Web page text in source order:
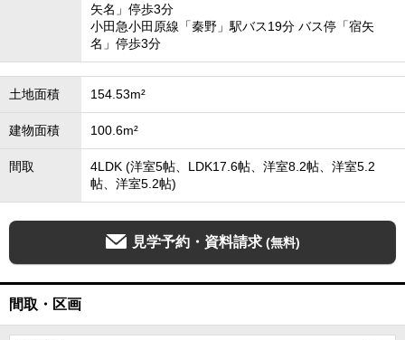
矢名」停歩3分
小田急小田原線「秦野」駅バス19分 バス停「宿矢
名」停歩3分
土地面積 154.53m²
建物面積 100.6m²
間取
4LDK (洋室5帖、LDK17.6帖、洋室8.2帖、洋室5.2
帖、洋室5.2帖)
見学予約・資料請求 (無料)
間取・区画